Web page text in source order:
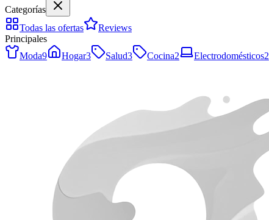
Categorías
Todas las ofertas
Reviews
Principales
Moda9 Hogar3 Salud3 Cocina2 Electrodomésticos2